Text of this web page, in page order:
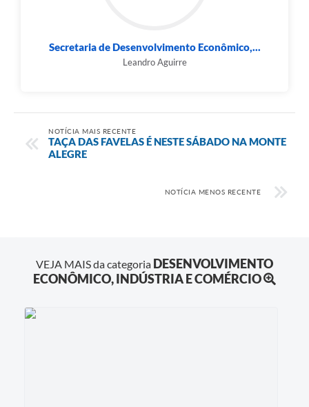
Secretaria de Desenvolvimento Econômico,...
Leandro Aguirre
NOTÍCIA MAIS RECENTE
TAÇA DAS FAVELAS É NESTE SÁBADO NA MONTE
ALEGRE
NOTÍCIA MENOS RECENTE
VEJA MAIS da categoria DESENVOLVIMENTO
ECONÔMICO, INDÚSTRIA E COMÉRCIO